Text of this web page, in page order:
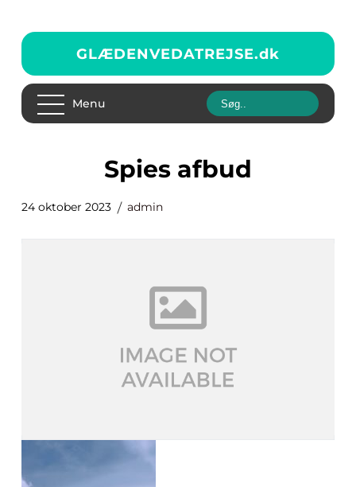
GLÆDENVEDATREJSE.dk
Menu
spies afbud
24 oktober 2023 admin